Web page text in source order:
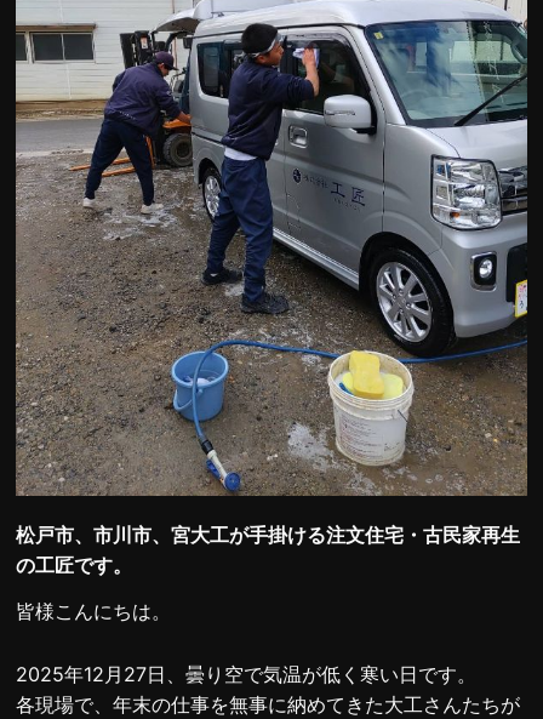
松戸市、市川市、宮大工が手掛ける注文住宅・古民家再生
の工匠です。
皆様こんにちは。
2025年12月27日、曇り空で気温が低く寒い日です。
各現場で、年末の仕事を無事に納めてきた大工さんたちが